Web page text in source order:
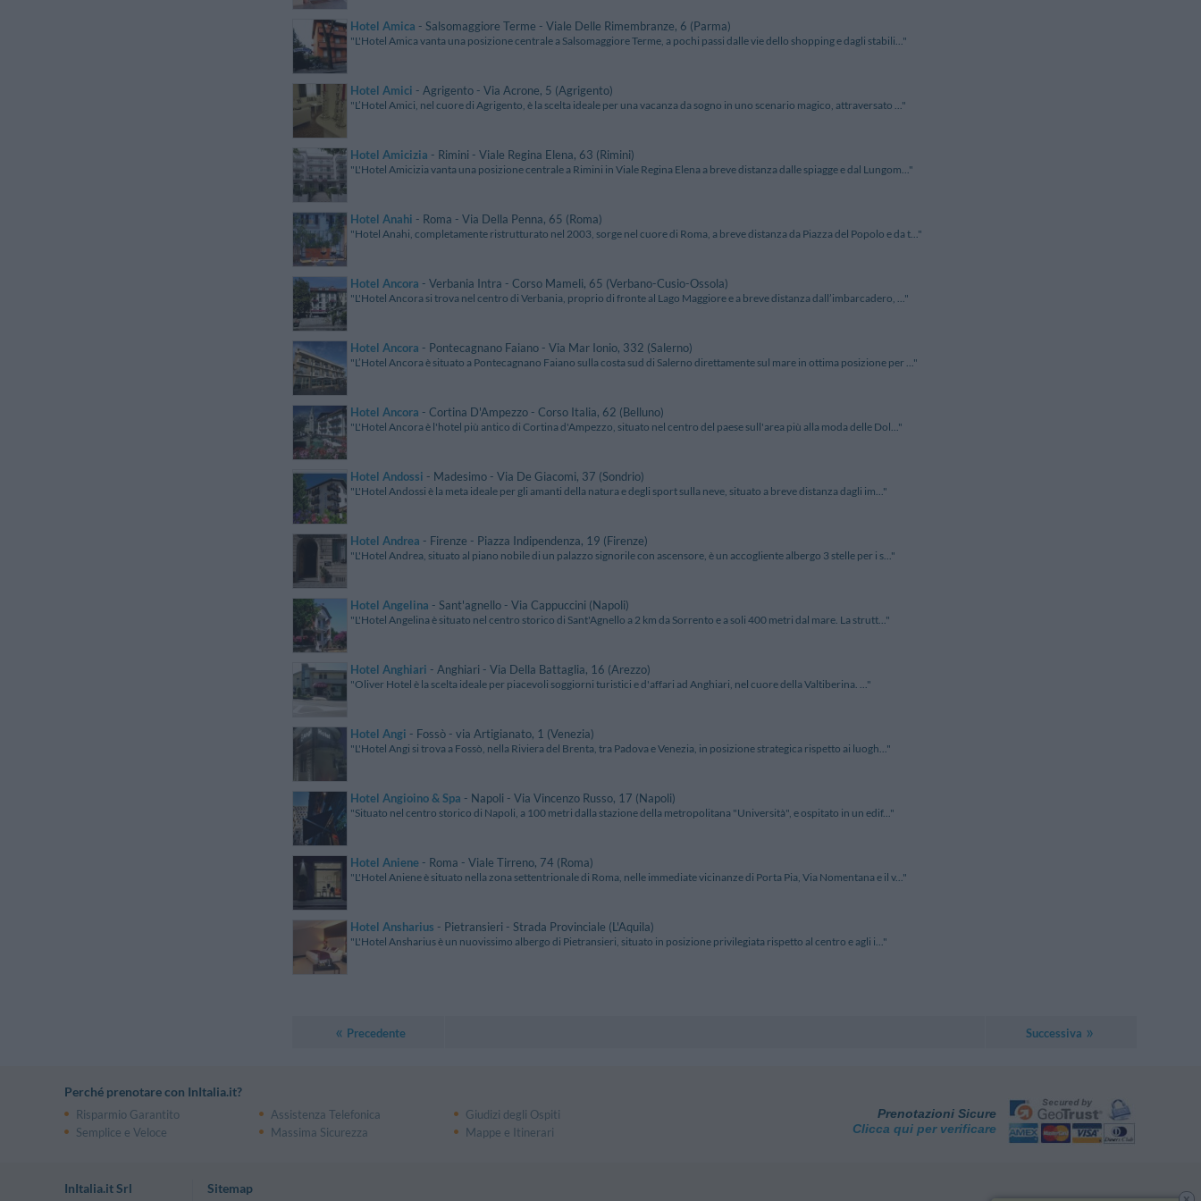
Hotel Amica - Salsomaggiore Terme - Viale Delle Rimembranze, 6 (Parma)
"L'Hotel Amica vanta una posizione centrale a Salsomaggiore Terme, a pochi passi dalle vie dello shopping e dagli stabili..."
Hotel Amici - Agrigento - Via Acrone, 5 (Agrigento)
"L’Hotel Amici, nel cuore di Agrigento, è la scelta ideale per una vacanza da sogno in uno scenario magico, attraversato ..."
Hotel Amicizia - Rimini - Viale Regina Elena, 63 (Rimini)
"L'Hotel Amicizia vanta una posizione centrale a Rimini in Viale Regina Elena a breve distanza dalle spiagge e dal Lungom..."
Hotel Anahi - Roma - Via Della Penna, 65 (Roma)
"Hotel Anahi, completamente ristrutturato nel 2003, sorge nel cuore di Roma, a breve distanza da Piazza del Popolo e da t..."
Hotel Ancora - Verbania Intra - Corso Mameli, 65 (Verbano-Cusio-Ossola)
"L'Hotel Ancora si trova nel centro di Verbania, proprio di fronte al Lago Maggiore e a breve distanza dall’imbarcadero, ..."
Hotel Ancora - Pontecagnano Faiano - Via Mar Ionio, 332 (Salerno)
"L’Hotel Ancora è situato a Pontecagnano Faiano sulla costa sud di Salerno direttamente sul mare in ottima posizione per ..."
Hotel Ancora - Cortina D'Ampezzo - Corso Italia, 62 (Belluno)
"L'Hotel Ancora è l'hotel più antico di Cortina d'Ampezzo, situato nel centro del paese sull'area più alla moda delle Dol..."
Hotel Andossi - Madesimo - Via De Giacomi, 37 (Sondrio)
"L'Hotel Andossi è la meta ideale per gli amanti della natura e degli sport sulla neve, situato a breve distanza dagli im..."
Hotel Andrea - Firenze - Piazza Indipendenza, 19 (Firenze)
"L'Hotel Andrea, situato al piano nobile di un palazzo signorile con ascensore, è un accogliente albergo 3 stelle per i s..."
Hotel Angelina - Sant'agnello - Via Cappuccini (Napoli)
"L'Hotel Angelina è situato nel centro storico di Sant'Agnello a 2 km da Sorrento e a soli 400 metri dal mare. La strutt..."
Hotel Anghiari - Anghiari - Via Della Battaglia, 16 (Arezzo)
"Oliver Hotel è la scelta ideale per piacevoli soggiorni turistici e d'affari ad Anghiari, nel cuore della Valtiberina. ..."
Hotel Angi - Fossò - via Artigianato, 1 (Venezia)
"L'Hotel Angi si trova a Fossò, nella Riviera del Brenta, tra Padova e Venezia, in posizione strategica rispetto ai luogh..."
Hotel Angioino & Spa - Napoli - Via Vincenzo Russo, 17 (Napoli)
"Situato nel centro storico di Napoli, a 100 metri dalla stazione della metropolitana "Università", e ospitato in un edif..."
Hotel Aniene - Roma - Viale Tirreno, 74 (Roma)
"L'Hotel Aniene è situato nella zona settentrionale di Roma, nelle immediate vicinanze di Porta Pia, Via Nomentana e il v..."
Hotel Ansharius - Pietransieri - Strada Provinciale (L'Aquila)
"L'Hotel Ansharius è un nuovissimo albergo di Pietransieri, situato in posizione privilegiata rispetto al centro e agli i..."
Precedente Successiva
Perché prenotare con InItalia.it?
Risparmio Garantito Assistenza Telefonica
Giudizi degli Ospiti
Semplice e Veloce
Massima Sicurezza Mappe e Itinerari
Prenotazioni Sicure
Clicca qui per verificare
InItalia.it Srl Sitemap
x